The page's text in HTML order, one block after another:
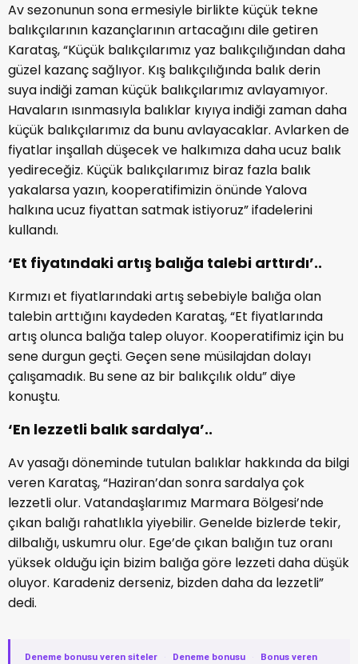
Av sezonunun sona ermesiyle birlikte küçük tekne
balıkçılarının kazançlarının artacağını dile getiren
Karataş, “Küçük balıkçılarımız yaz balıkçılığından daha
güzel kazanç sağlıyor. Kış balıkçılığında balık derin
suya indiği zaman küçük balıkçılarımız avlayamıyor.
Havaların ısınmasıyla balıklar kıyıya indiği zaman daha
küçük balıkçılarımız da bunu avlayacaklar. Avlarken de
fiyatlar inşallah düşecek ve halkımıza daha ucuz balık
yedireceğiz. Küçük balıkçılarımız biraz fazla balık
yakalarsa yazın, kooperatifimizin önünde Yalova
halkına ucuz fiyattan satmak istiyoruz” ifadelerini
kullandı.
‘Et fiyatındaki artış balığa talebi arttırdı’..
Kırmızı et fiyatlarındaki artış sebebiyle balığa olan
talebin arttığını kaydeden Karataş, “Et fiyatlarında
artış olunca balığa talep oluyor. Kooperatifimiz için bu
sene durgun geçti. Geçen sene müsilajdan dolayı
çalışamadık. Bu sene az bir balıkçılık oldu” diye
konuştu.
‘En lezzetli balık sardalya’..
Av yasağı döneminde tutulan balıklar hakkında da bilgi
veren Karataş, “Haziran’dan sonra sardalya çok
lezzetli olur. Vatandaşlarımız Marmara Bölgesi’nde
çıkan balığı rahatlıkla yiyebilir. Genelde bizlerde tekir,
dilbalığı, uskumru olur. Ege’de çıkan balığın tuz oranı
yüksek olduğu için bizim balığa göre lezzeti daha düşük
oluyor. Karadeniz derseniz, bizden daha da lezzetli”
dedi.
Deneme bonusu veren siteler · Deneme bonusu ·
Bonus veren